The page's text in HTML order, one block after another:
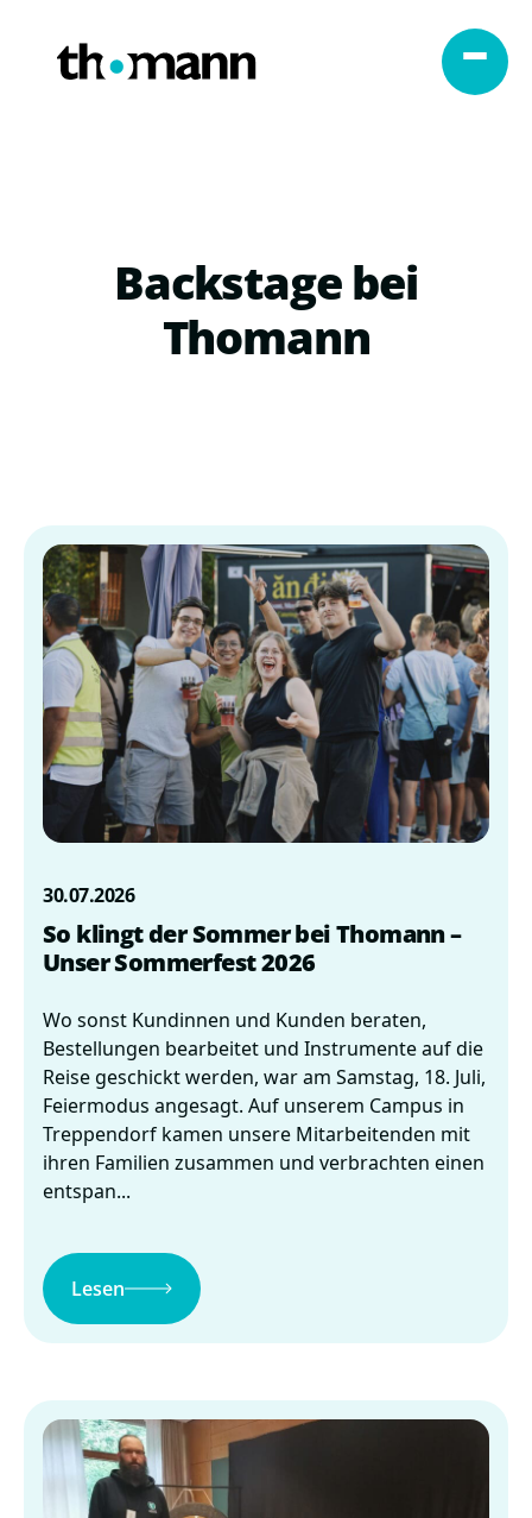
Backstage bei
Thomann
30.07.2026
So klingt der Sommer bei Thomann –
Unser Sommerfest 2026
Wo sonst Kundinnen und Kunden beraten,
Bestellungen bearbeitet und Instrumente auf die
Reise geschickt werden, war am Samstag, 18. Juli,
Feiermodus angesagt. Auf unserem Campus in
Treppendorf kamen unsere Mitarbeitenden mit
ihren Familien zusammen und verbrachten einen
entspan...
Lesen